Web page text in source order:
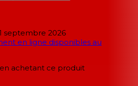
septembre 2026
en ligne disponibles au
achetant ce produit